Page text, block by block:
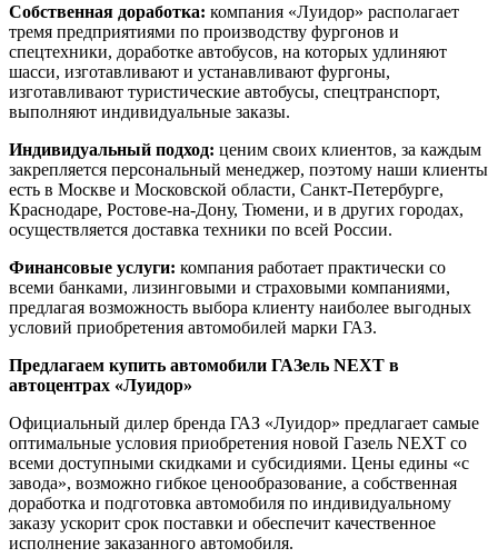
Собственная доработка: компания «Луидор» располагает
тремя предприятиями по производству фургонов и
спецтехники, доработке автобусов, на которых удлиняют
шасси, изготавливают и устанавливают фургоны,
изготавливают туристические автобусы, спецтранспорт,
выполняют индивидуальные заказы.
Индивидуальный подход: ценим своих клиентов, за каждым
закрепляется персональный менеджер, поэтому наши клиенты
есть в Москве и Московской области, Санкт-Петербурге,
Краснодаре, Ростове-на-Дону, Тюмени, и в других городах,
осуществляется доставка техники по всей России.
Финансовые услуги: компания работает практически со
всеми банками, лизинговыми и страховыми компаниями,
предлагая возможность выбора клиенту наиболее выгодных
условий приобретения автомобилей марки ГАЗ.
Предлагаем купить автомобили ГАЗель NEXT в
автоцентрах «Луидор»
Официальный дилер бренда ГАЗ «Луидор» предлагает самые
оптимальные условия приобретения новой Газель NEXT со
всеми доступными скидками и субсидиями. Цены едины «с
завода», возможно гибкое ценообразование, а собственная
доработка и подготовка автомобиля по индивидуальному
заказу ускорит срок поставки и обеспечит качественное
исполнение заказанного автомобиля.